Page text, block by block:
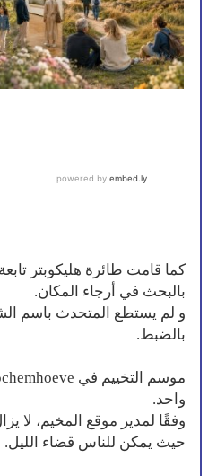
كما قامت طائرة هليكوبتر
بالبحث في أرجاء المكان.
و لم يستطع المتحدث باسم
بالضبط.
واحد.
وفقًا لمدير موقع المخيم، لا
حيث يمكن للناس قضاء الليل.